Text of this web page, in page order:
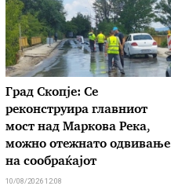
Град Скопје: Се
реконструира главниот
мост над Маркова Река,
можно отежнато одвивање
на сообраќајот
10/08/2026 12:08